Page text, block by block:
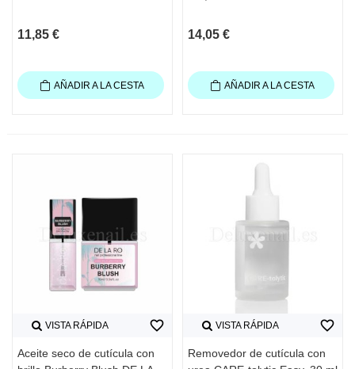
11,85 €
AÑADIR A LA CESTA
14,05 €
AÑADIR A LA CESTA
VISTA RÁPIDA
Aceite seco de cutícula con
favorite_border VISTA RÁPIDA
Removedor de cutícula con
favorite_border